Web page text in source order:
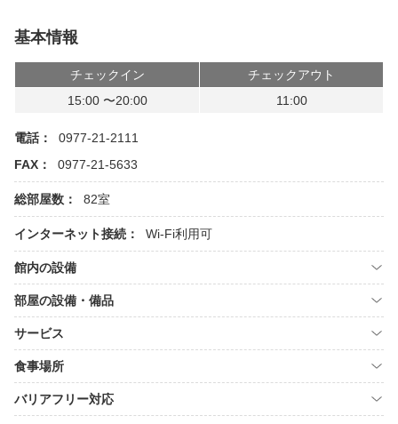
基本情報
チェックイン
チェックアウト
15:00 〜20:00
11:00
電話：
0977-21-2111
FAX：
0977-21-5633
総部屋数： 82室
インターネット接続： Wi-Fi利用可
館内の設備
部屋の設備・備品
サービス
食事場所
バリアフリー対応